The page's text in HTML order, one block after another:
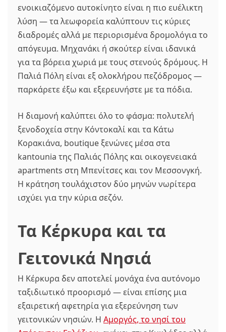
ενοικιαζόμενο αυτοκίνητο είναι η πιο ευέλικτη
λύση — τα λεωφορεία καλύπτουν τις κύριες
διαδρομές αλλά με περιορισμένα δρομολόγια το
απόγευμα. Μηχανάκι ή σκούτερ είναι ιδανικά
για τα βόρεια χωριά με τους στενούς δρόμους. Η
Παλιά Πόλη είναι εξ ολοκλήρου πεζόδρομος —
παρκάρετε έξω και εξερευνήστε με τα πόδια.
Η διαμονή καλύπτει όλο το φάσμα: πολυτελή
ξενοδοχεία στην Κόντοκαλί και τα Κάτω
Κορακιάνα, boutique ξενώνες μέσα στα
kantounia της Παλιάς Πόλης και oικογενειακά
apartments στη Μπενίτσες και τον Μεσσονγκή.
Η κράτηση τουλάχιστον δύο μηνών νωρίτερα
ισχύει για την κύρια σεζόν.
Τα Κέρκυρα και τα
Γειτονικά Νησιά
Η Κέρκυρα δεν αποτελεί μονάχα ένα αυτόνομο
ταξιδιωτικό προορισμό — είναι επίσης μια
εξαιρετική αφετηρία για εξερεύνηση των
γειτονικών νησιών. Η Αμοργός, το νησί του